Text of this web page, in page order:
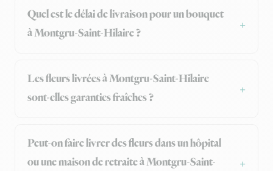
Quel est le délai de livraison pour un bouquet
à Montgru-Saint-Hilaire ?
Les fleurs livrées à Montgru-Saint-Hilaire
sont-elles garanties fraîches ?
Peut-on faire livrer des fleurs dans un hôpital
ou une maison de retraite à Montgru-Saint-